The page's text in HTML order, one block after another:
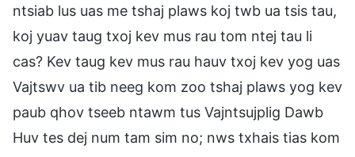
ntsiab lus uas me tshaj plaws koj twb ua tsis tau,
koj yuav taug txoj kev mus rau tom ntej tau li
cas? Kev taug kev mus rau hauv txoj kev yog uas
Vajtswv ua tib neeg kom zoo tshaj plaws yog kev
paub qhov tseeb ntawm tus Vajntsujplig Dawb
Huv tes dej num tam sim no; nws txhais tias kom